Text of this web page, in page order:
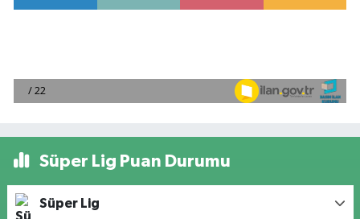
Süper Lig Puan Durumu
Süper Lig